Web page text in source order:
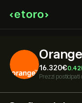
Orange
16.320‎€‎0.42
Prezzi posticipati